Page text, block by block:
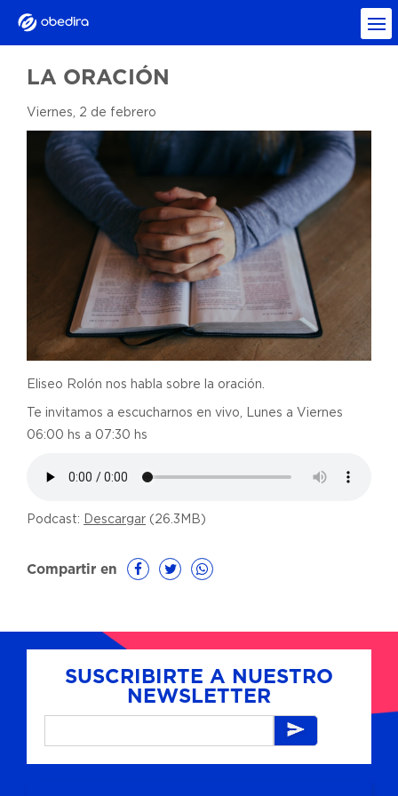
LA ORACIÓN
Viernes, 2 de febrero
Eliseo Rolón nos habla sobre la oración.
Te invitamos a escucharnos en vivo, Lunes a Viernes
06:00 hs a 07:30 hs
Podcast: Descargar (26.3MB)
Compartir en
SUSCRIBIRTE A NUESTRO
NEWSLETTER